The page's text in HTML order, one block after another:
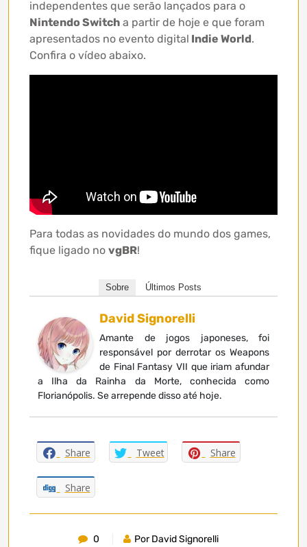
independentes que serão lançados para o
Nintendo Switch a partir de hoje e que foram
apresentados no evento digital Indie World.
Confira o vídeo abaixo.
Para todas as novidades do mundo dos games,
fique ligado no vgBR!
Sobre Últimos Posts
David Signorelli
Amante de jogos japoneses, foi
responsável por derrotar os Weapons
de Final Fantasy VII que iriam afundar
a Ilha da Rainha da Morte, conhecida como
Florianópolis. Se arrepende disso até hoje.
Share Tweet Share
Share
0
Por David Signorelli